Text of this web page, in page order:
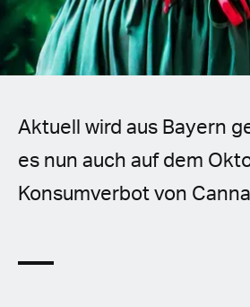
Spanish (Latin America)
German
French
Italian
Polish
Aktuell wird aus Bayern
es nun auch auf dem
Konsumverbot von